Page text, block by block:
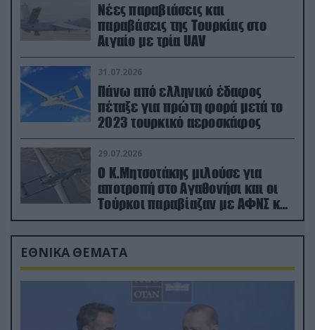
Νέες παραβιάσεις και
παραβάσεις της Τουρκίας στο
Αιγαίο με τρία UAV
31.07.2026
Πάνω από ελληνικό έδαφος
πέταξε για πρώτη φορά μετά το
2023 τουρκικό αεροσκάφος
29.07.2026
Ο Κ.Μητσοτάκης μιλούσε για
αποτροπή στο Αγαθονήσι και οι
Τούρκοι παραβίαζαν με ΑΦΝΣ και
drone
ΕΘΝΙΚΑ ΘΕΜΑΤΑ